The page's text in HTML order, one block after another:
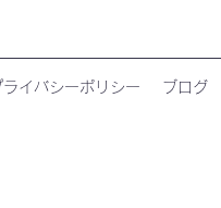
ライバシーポリシー ブログ